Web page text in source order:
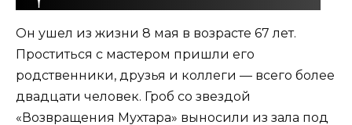
Он ушел из жизни 8 мая в возрасте 67 лет.
Проститься с мастером пришли его
родственники, друзья и коллеги — всего более
двадцати человек. Гроб со звездой
«Возвращения Мухтара» выносили из зала под